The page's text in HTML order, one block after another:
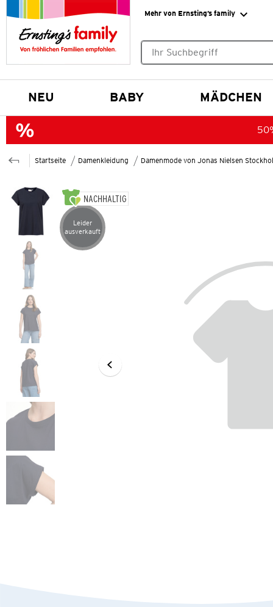
Mehr von Ernsting’s family
NEU BABY MÄDCHEN
Startseite Damenkleidung Damenmode von Jonas Nielsen
NACHHALTIG
Artikel leider ausverkauft
Leider
ausverkauft